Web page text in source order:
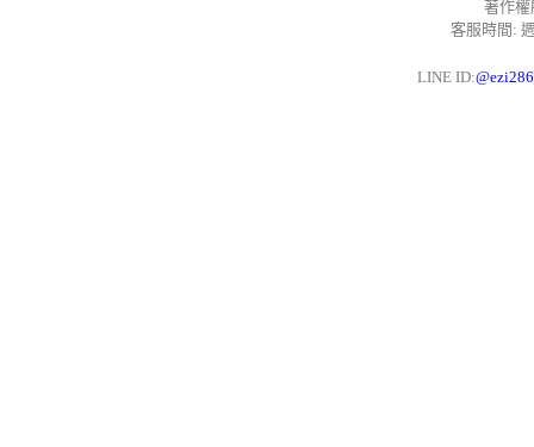
著作
客服時間:
LINE ID: